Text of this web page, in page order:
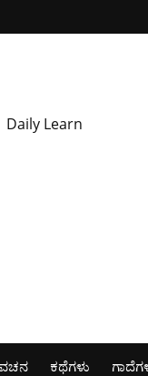
Learn
ಕಥೆಗಳು